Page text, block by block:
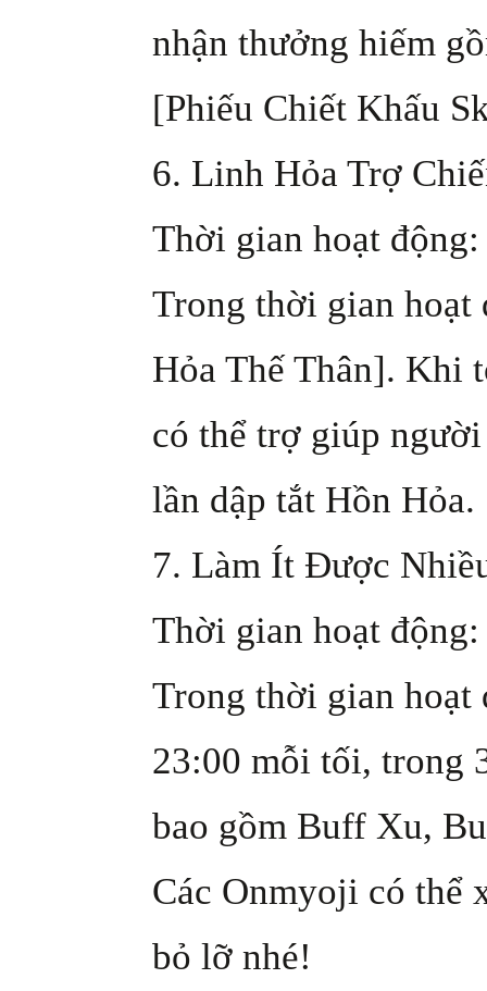
nhận thưởng hiếm
[Phiếu Chiết Khấu
6. Linh Hỏa Trợ
Thời gian hoạt
Trong thời gian hoạt
Hỏa Thế Thân]. Khi
có thể trợ giúp
lần dập tắt Hồn Hỏa.
7. Làm Ít Được
Thời gian hoạt
Trong thời gian hoạt
23:00 mỗi tối, trong
bao gồm Buff Xu,
Các Onmyoji có thể
bỏ lỡ nhé!